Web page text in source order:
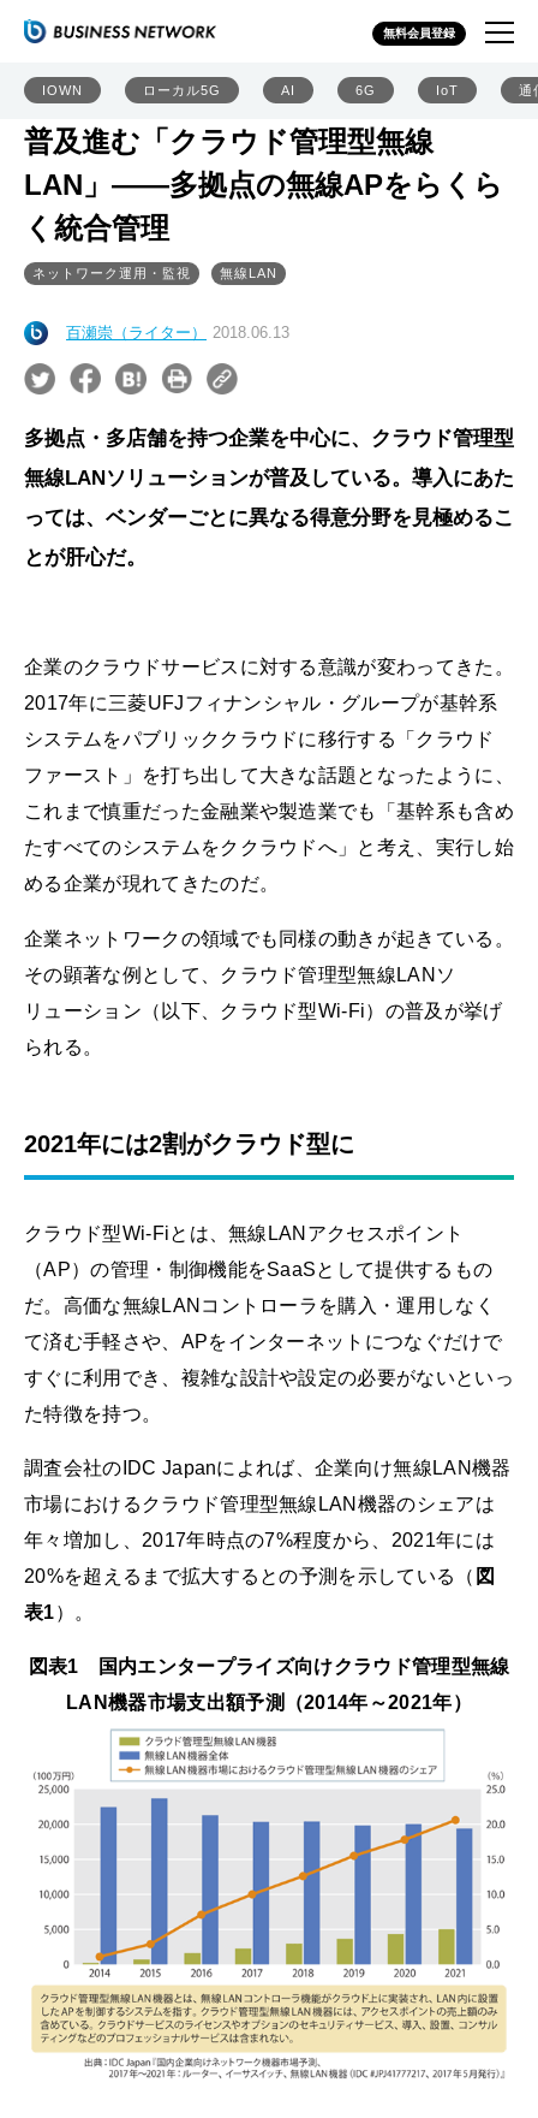
無料会員登録
IOWN ローカル5G AI 6G IoT 通
普及進む「クラウド管理型無線
LAN」――多拠点の無線APをらくら
く統合管理
ネットワーク運用・監視 無線LAN
百瀬崇（ライター） 2018.06.13
多拠点・多店舗を持つ企業を中心に、クラウド管理型
無線LANソリューションが普及している。導入にあた
っては、ベンダーごとに異なる得意分野を見極めるこ
とが肝心だ。
企業のクラウドサービスに対する意識が変わってきた。
2017年に三菱UFJフィナンシャル・グループが基幹系
システムをパブリッククラウドに移行する「クラウド
ファースト」を打ち出して大きな話題となったように、
これまで慎重だった金融業や製造業でも「基幹系も含め
たすべてのシステムをククラウドへ」と考え、実行し始
める企業が現れてきたのだ。
企業ネットワークの領域でも同様の動きが起きている。
その顕著な例として、クラウド管理型無線LANソ
リューション（以下、クラウド型Wi-Fi）の普及が挙げ
られる。
2021年には2割がクラウド型に
クラウド型Wi-Fiとは、無線LANアクセスポイント
（AP）の管理・制御機能をSaaSとして提供するもの
だ。高価な無線LANコントローラを購入・運用しなく
て済む手軽さや、APをインターネットにつなぐだけで
すぐに利用でき、複雑な設計や設定の必要がないといっ
た特徴を持つ。
調査会社のIDC Japanによれば、企業向け無線LAN機器
市場におけるクラウド管理型無線LAN機器のシェアは
年々増加し、2017年時点の7%程度から、2021年には
20%を超えるまで拡大するとの予測を示している（ 図
表1）。
図表1 国内エンタープライズ向けクラウド管理型無線
LAN機器市場支出額予測（2014年～2021年）